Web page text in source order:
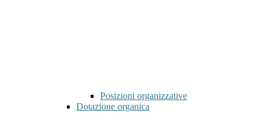
Posizioni organizzative
Dotazione organica